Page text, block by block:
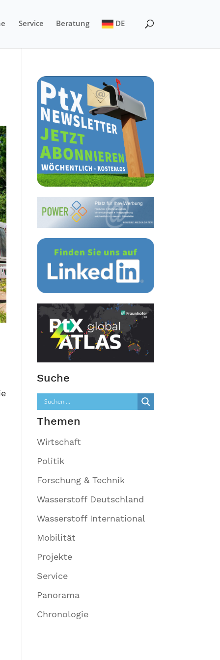
Service Beratung DE
Suche
Themen
Wirtschaft
Politik
Forschung & Technik
Wasserstoff Deutschland
Wasserstoff International
Mobilität
Projekte
Service
Panorama
Chronologie